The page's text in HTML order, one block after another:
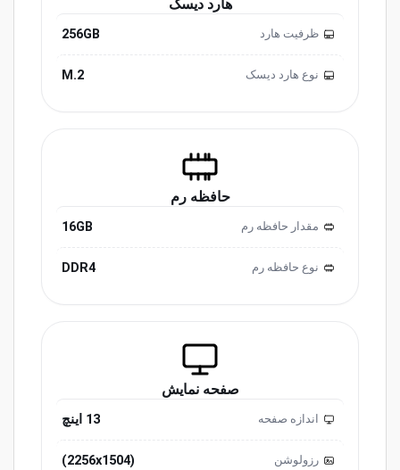
هارد دیسک
ظرفیت هارد 256GB
نوع هارد دیسک M.2
حافظه رم
مقدار حافظه رم 16GB
نوع حافظه رم DDR4
صفحه نمایش
اندازه صفحه 13 اینچ
رزولوشن (2256x1504)